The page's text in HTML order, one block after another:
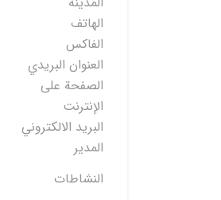
الهاتف
الفاكس
العنوان البريدي
الصفحة على
الإنترنت
البريد الالكتروني
المدير
النشاطات